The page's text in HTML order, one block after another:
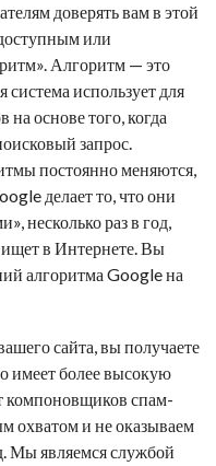
доверять вам в этой
или
Алгоритм — это
система использует для
на основе того, когда
запрос.
постоянно меняются,
делает то, что они
несколько раз в год,
в Интернете. Вы
алгоритма Google на
сайта, вы получаете
имеет более высокую
компоновщиков спам-
охватом и не оказываем
Мы являемся службой